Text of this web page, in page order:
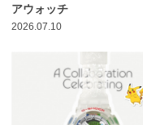
アウォッチ
2026.07.10